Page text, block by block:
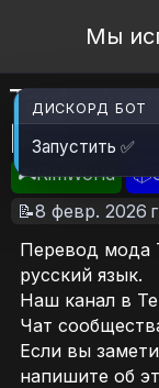
Open
Мы
Tasty
[RU]
🎮RimWorld
📝8 февр. 2026
Перевод мода
русский язык.
Наш канал в
Чат
Если вы
напишите об
ДИСКОРД БОТ
Запустить ✅